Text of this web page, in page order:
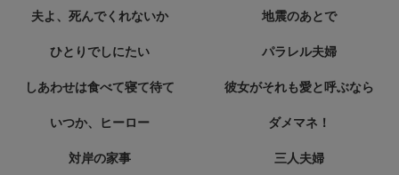
夫よ、死んでくれないか 地震のあとで
ひとりでしにたい パラレル夫婦
しあわせは食べて寝て待て 彼女がそれも愛と呼ぶなら
いつか、ヒーロー ダメマネ！
対岸の家事 三人夫婦